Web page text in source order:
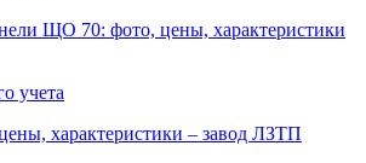
ЩО 70: фото, цены, характеристики
учета
характеристики – завод ЛЗТП